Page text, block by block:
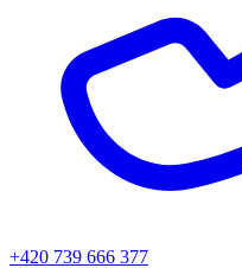
+420 739 666 377